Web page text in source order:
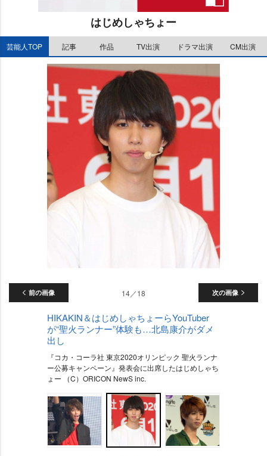
M
u
はじめしゃちょー
芸能人TOP 記事 作品 TV出演 ドラマ出演 CM出演
前の画像 次の画像
14／18
HIKAKIN＆はじめしゃちょーらYouTuber
が“聖火ランナー”体験も…北島康介がダメ
出し
『コカ・コーラ社 東京2020オリンピック 聖火ランナ
ー公募キャンペーン』発表会に出席したはじめしゃち
ょー （C）ORICON NewS inc.